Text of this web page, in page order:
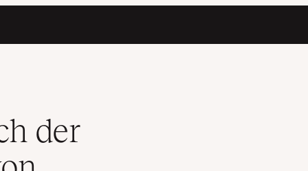
und Supportproblemen verabschieden konnte
der